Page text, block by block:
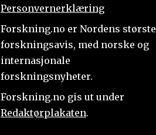
Personvernerklæring
Forskning.no er Nordens største
forskningsavis, med norske og
internasjonale
forskningsnyheter.
Forskning.no gis ut under
Redaktørplakaten.